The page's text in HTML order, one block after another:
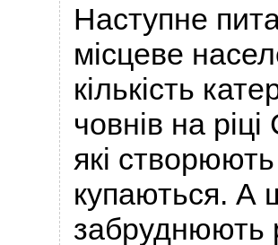
Наступне
місцеве
кількість
човнів на
які
купаються. А
забруднюють